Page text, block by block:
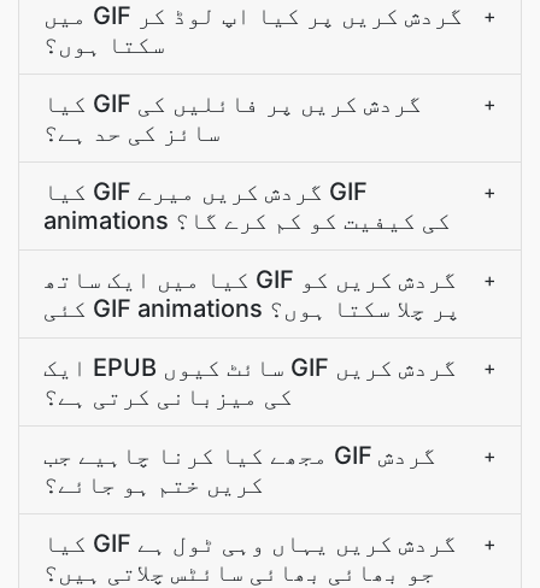
میں GIF گردش کریں پر کیا اپ لوڈ کر
سکتا ہوں؟
+
کیا GIF گردش کریں پر فائلیں کی
سائز کی حد ہے؟
+
کیا GIF گردش کریں میرے GIF
animations کی کیفیت کو کم کرے گا؟
+
کیا میں ایک ساتھ GIF گردش کریں کو
کئی GIF animations پر چلا سکتا ہوں؟
+
ایک EPUB سائٹ کیوں GIF گردش کریں
کی میزبانی کرتی ہے؟
+
مجھے کیا کرنا چاہیے جب GIF گردش
کریں ختم ہو جائے؟
+
کیا GIF گردش کریں یہاں وہی ٹول ہے
جو بھائی بھائی سائٹس چلاتی ہیں؟
+